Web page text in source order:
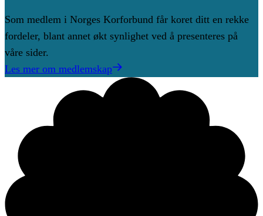
Som medlem i Norges Korforbund får koret ditt en rekke
fordeler, blant annet økt synlighet ved å presenteres på
våre sider.
Les mer om medlemskap